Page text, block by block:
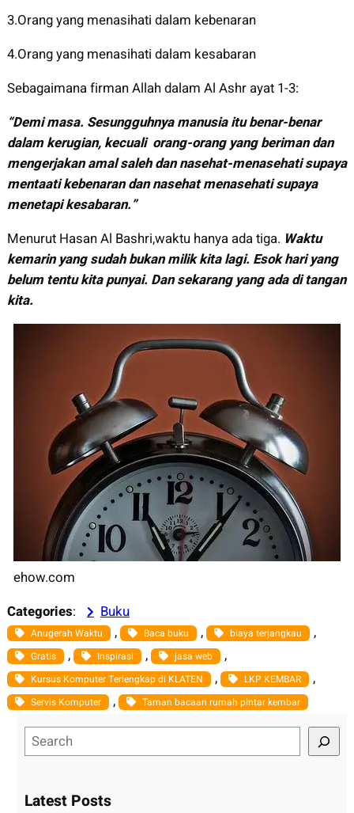
3.Orang yang menasihati dalam kebenaran
4.Orang yang menasihati dalam kesabaran
Sebagaimana firman Allah dalam Al Ashr ayat 1-3:
“Demi masa. Sesungguhnya manusia itu benar-benar
dalam kerugian, kecuali orang-orang yang beriman dan
mengerjakan amal saleh dan nasehat-menasehati supaya
mentaati kebenaran dan nasehat menasehati supaya
menetapi kesabaran.”
Menurut Hasan Al Bashri,waktu hanya ada tiga. Waktu
kemarin yang sudah bukan milik kita lagi. Esok hari yang
belum tentu kita punyai. Dan sekarang yang ada di tangan
kita.
ehow.com
Categories: Buku
Anugerah Waktu , Baca buku , biaya terjangkau ,
Gratis , Inspirasi , jasa web ,
Kursus Komputer Terlengkap di KLATEN , LKP KEMBAR ,
Servis Komputer , Taman bacaan rumah pintar kembar
e
rLatest Posts